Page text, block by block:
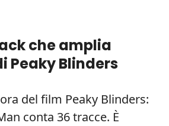
che amplia
Peaky Blinders
del film Peaky Blinders:
conta 36 tracce. È